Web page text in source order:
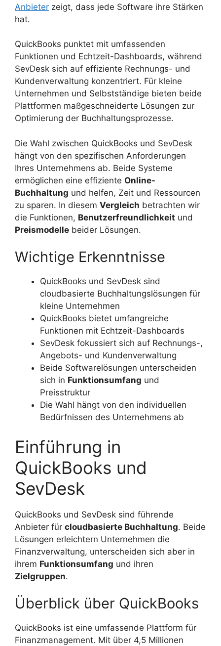
Anbieter zeigt, dass jede Software ihre Stärken
hat.
QuickBooks punktet mit umfassenden
Funktionen und Echtzeit-Dashboards, während
SevDesk sich auf effiziente Rechnungs- und
Kundenverwaltung konzentriert. Für kleine
Unternehmen und Selbstständige bieten beide
Plattformen maßgeschneiderte Lösungen zur
Optimierung der Buchhaltungsprozesse.
Die Wahl zwischen QuickBooks und SevDesk
hängt von den spezifischen Anforderungen
Ihres Unternehmens ab. Beide Systeme
ermöglichen eine effiziente Online-
Buchhaltung und helfen, Zeit und Ressourcen
zu sparen. In diesem Vergleich betrachten wir
die Funktionen, Benutzerfreundlichkeit und
Preismodelle beider Lösungen.
Wichtige Erkenntnisse
QuickBooks und SevDesk sind
cloudbasierte Buchhaltungslösungen für
kleine Unternehmen
QuickBooks bietet umfangreiche
Funktionen mit Echtzeit-Dashboards
SevDesk fokussiert sich auf Rechnungs-,
Angebots- und Kundenverwaltung
Beide Softwarelösungen unterscheiden
sich in Funktionsumfang und
Preisstruktur
Die Wahl hängt von den individuellen
Bedürfnissen des Unternehmens ab
Einführung in
QuickBooks und
SevDesk
QuickBooks und SevDesk sind führende
Anbieter für cloudbasierte Buchhaltung. Beide
Lösungen erleichtern Unternehmen die
Finanzverwaltung, unterscheiden sich aber in
ihrem Funktionsumfang und ihren
Zielgruppen.
Überblick über QuickBooks
QuickBooks ist eine umfassende Plattform für
Finanzmanagement. Mit über 4,5 Millionen